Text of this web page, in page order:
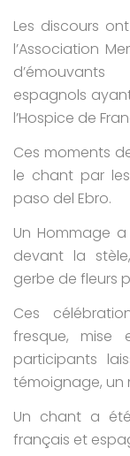
Les discours
l’Association
espagnols
l’Hospice de
Ces moments
le chant par
paso del Ebro.
Un Hommage
devant la
gerbe de fleurs
Ces
fresque,
participants
témoignage, un
Un chant a
français et